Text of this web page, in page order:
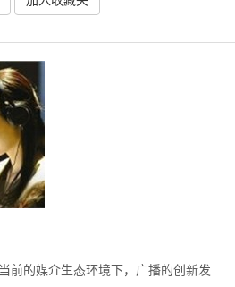
前的媒介生态环境下，广播的创新发